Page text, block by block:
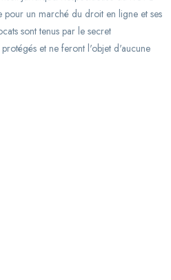
pour un marché du droit en ligne et ses
sont tenus par le secret
et ne feront l'objet d'aucune